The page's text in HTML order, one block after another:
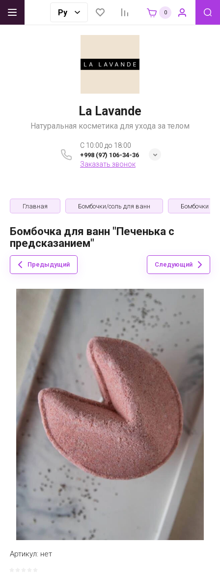
0
La Lavande
Натуральная косметика для ухода за телом
C 10:00 до 18:00
+998 (97) 106-34-36
Заказать звонок
Главная Бомбочки/соль для ванн Бомбочки
Бомбочка для ванн "Печенька с
предсказанием"
Предыдущий Следующий
Артикул: нет